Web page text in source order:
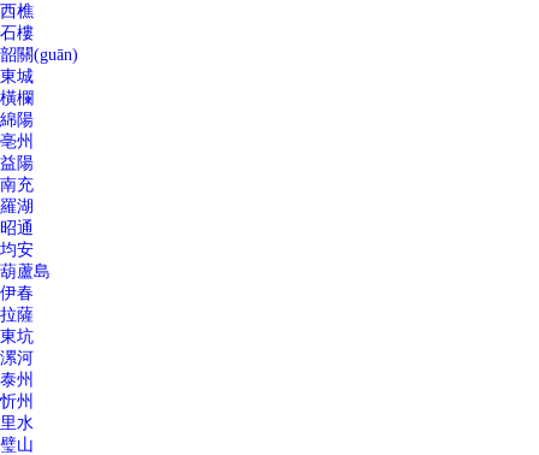
西樵
石樓
韶關(guān)
東城
橫欄
綿陽
亳州
益陽
南充
羅湖
昭通
均安
葫蘆島
伊春
拉薩
東坑
漯河
泰州
忻州
里水
璧山